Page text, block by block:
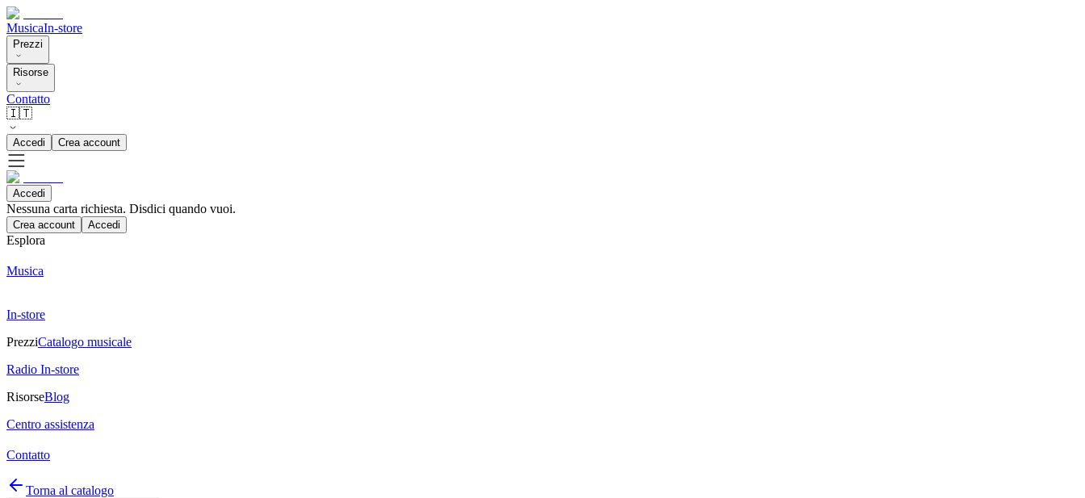
MusicaIn-store
Prezzi
Risorse
Contatto
🇮🇹
Accedi Crea account
Accedi
Nessuna carta richiesta. Disdici quando vuoi.
Crea account Accedi
Esplora
Musica
In-store
PrezziCatalogo musicale
Radio In-store
RisorseBlog
Centro assistenza
Contatto
Torna al catalogo